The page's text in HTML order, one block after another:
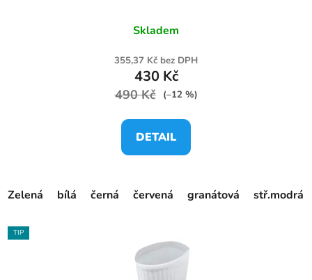
Skladem
355,37 Kč bez DPH
430 Kč
490 Kč (–12 %)
DETAIL
Zelená bílá černá červená granátová stř.modrá
TIP